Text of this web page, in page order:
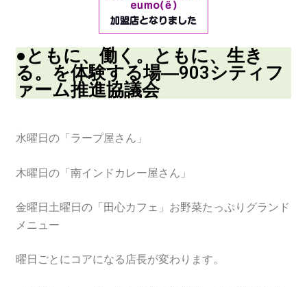
●ともに、働く。ともに、生き
る。を体験する場―903シティフ
ァーム推進協議会
水曜日の「ラープ屋さん」
木曜日の「南インドカレー屋さん」
金曜日土曜日の「田心カフェ」お野菜たっぷりグランド
メニュー
曜日ごとにコアになる店長が変わります。